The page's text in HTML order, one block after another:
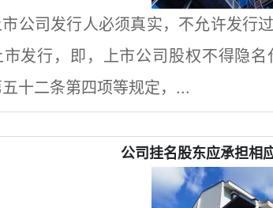
公司发行人必须真实，不允许发行
市发行，即，上市公司股权不得隐
十二条第四项等规定，...
公司挂名股东应承担相